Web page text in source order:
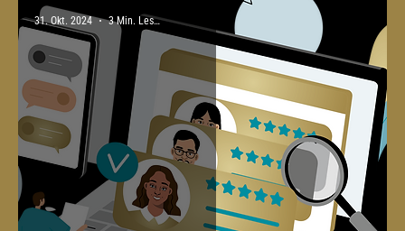
31. Okt. 2024 3 Min. Lesezeit